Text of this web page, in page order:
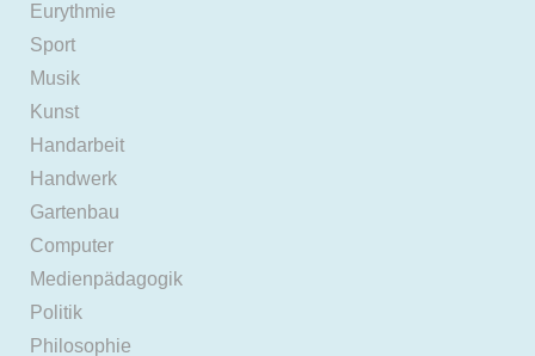
Eurythmie
Sport
Musik
Kunst
Handarbeit
Handwerk
Gartenbau
Computer
Medienpädagogik
Politik
Philosophie